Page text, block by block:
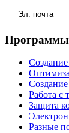
Программы
Создание
Работа с
Защита
Разные